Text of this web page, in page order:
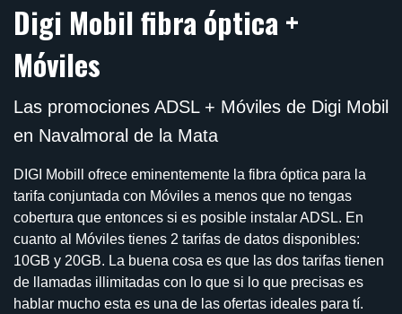
Digi Mobil fibra óptica +
Móviles
Las promociones ADSL + Móviles de Digi Mobil
en Navalmoral de la Mata
DIGI Mobill ofrece eminentemente la fibra óptica para la
tarifa conjuntada con Móviles a menos que no tengas
cobertura que entonces si es posible instalar ADSL. En
cuanto al Móviles tienes 2 tarifas de datos disponibles:
10GB y 20GB. La buena cosa es que las dos tarifas tienen
de llamadas illimitadas con lo que si lo que precisas es
hablar mucho esta es una de las ofertas ideales para tí.